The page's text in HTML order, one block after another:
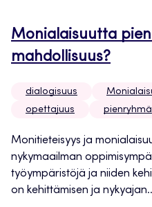
Monialaisuutta
mahdollisuus?
dialogisuus
opettajuus
pienryhmä
Monitieteisyys ja
nykymaailman
työympäristöjä ja niiden
on kehittämisen ja